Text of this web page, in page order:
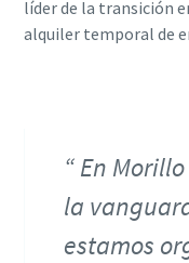
líder de la transición
alquiler temporal de
En
la
estamos